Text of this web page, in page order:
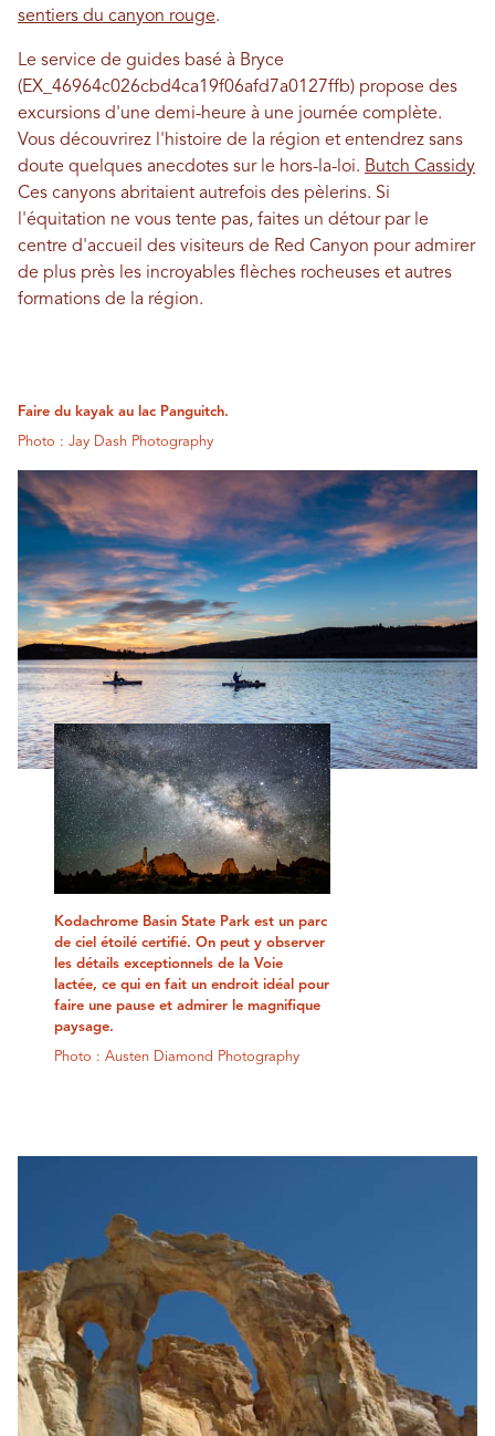
sentiers du canyon rouge.
Le service de guides basé à Bryce
(EX_46964c026cbd4ca19f06afd7a0127ffb) propose des
excursions d'une demi-heure à une journée complète.
Vous découvrirez l'histoire de la région et entendrez sans
doute quelques anecdotes sur le hors-la-loi. Butch Cassidy
Ces canyons abritaient autrefois des pèlerins. Si
l'équitation ne vous tente pas, faites un détour par le
centre d'accueil des visiteurs de Red Canyon pour admirer
de plus près les incroyables flèches rocheuses et autres
formations de la région.
Kodachrome Basin State Park est un parc
de ciel étoilé certifié. On peut y observer
les détails exceptionnels de la Voie
lactée, ce qui en fait un endroit idéal pour
faire une pause et admirer le magnifique
paysage.
Photo : Austen Diamond Photography
Faire du kayak au lac Panguitch.
Photo : Jay Dash Photography